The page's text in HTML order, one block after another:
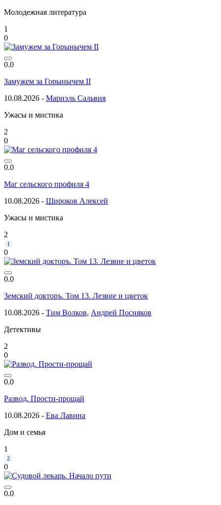
Молодежная литература
1
0
0.0
Замужем за Горынычем II
10.08.2026 - Мариэль Сальвия
Ужасы и мистика
2
0
0.0
Маг сельского профиля 4
10.08.2026 - Широков Алексей
Ужасы и мистика
2
1
0
0.0
Земский докторъ. Том 13. Лезвие и цветок
10.08.2026 - Тим Волков, Андрей Посняков
Детективы
2
0
0.0
Развод. Прости-прощай
10.08.2026 - Ева Лавина
Дом и семья
1
2
0
0.0